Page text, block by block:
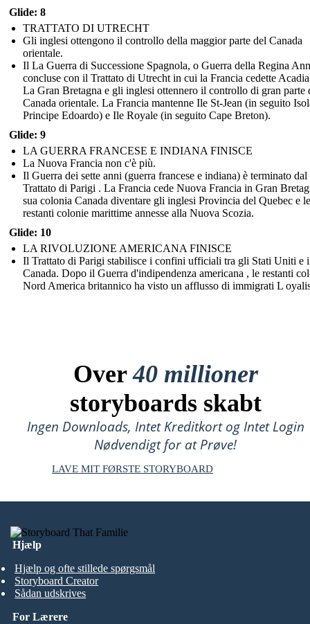
Glide: 8
TRATTATO DI UTRECHT
Gli inglesi ottengono il controllo della maggior parte del Canada
orientale.
Il La Guerra di Successione Spagnola, o Guerra della Regina
concluse con il Trattato di Utrecht in cui la Francia cedette
La Gran Bretagna e gli inglesi ottennero il controllo di gran parte
Canada orientale. La Francia mantenne Ile St-Jean (in seguito
Principe Edoardo) e Ile Royale (in seguito Cape Breton).
Glide: 9
LA GUERRA FRANCESE E INDIANA FINISCE
La Nuova Francia non c'è più.
Il Guerra dei sette anni (guerra francese e indiana) è terminato dal
Trattato di Parigi . La Francia cede Nuova Francia in Gran
sua colonia Canada diventare gli inglesi Provincia del Quebec e
restanti colonie marittime annesse alla Nuova Scozia.
Glide: 10
LA RIVOLUZIONE AMERICANA FINISCE
Il Trattato di Parigi stabilisce i confini ufficiali tra gli Stati Uniti e
Canada. Dopo il Guerra d'indipendenza americana , le restanti
Nord America britannico ha visto un afflusso di immigrati L
Over40 millioner
storyboards skabt
Ingen Downloads, Intet Kreditkort og Intet Login
Nødvendigt for at Prøve!
LAVE MIT FØRSTE STORYBOARD
Hjælp
Hjælp og ofte stillede spørgsmål
Storyboard Creator
Sådan udskrives
For Lærere